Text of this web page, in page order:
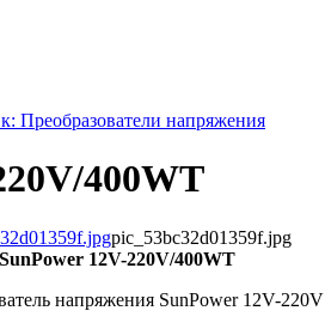
Преобразователи напряжения
400WT
pic_53bc32d01359f.jpg
SunPower 12V-220V/400WT
напряжения SunPower 12V-220V